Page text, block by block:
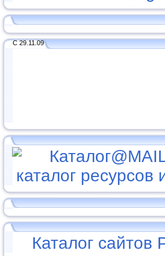
С 29.11.09
Каталог сайтов